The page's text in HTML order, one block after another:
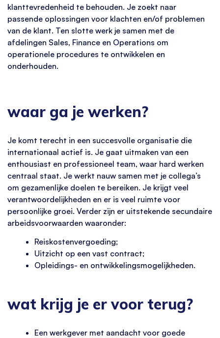
klanttevredenheid te behouden. Je zoekt naar
passende oplossingen voor klachten en/of problemen
van de klant. Ten slotte werk je samen met de
afdelingen Sales, Finance en Operations om
operationele procedures te ontwikkelen en
onderhouden.
waar ga je werken?
Je komt terecht in een succesvolle organisatie die
internationaal actief is. Je gaat uitmaken van een
enthousiast en professioneel team, waar hard werken
centraal staat. Je werkt nauw samen met je collega’s
om gezamenlijke doelen te bereiken. Je krijgt veel
verantwoordelijkheden en er is veel ruimte voor
persoonlijke groei. Verder zijn er uitstekende secundaire
arbeidsvoorwaarden waaronder:
Reiskostenvergoeding;
Uitzicht op een vast contract;
Opleidings- en ontwikkelingsmogelijkheden.
wat krijg je er voor terug?
Een werkgever met aandacht voor goede